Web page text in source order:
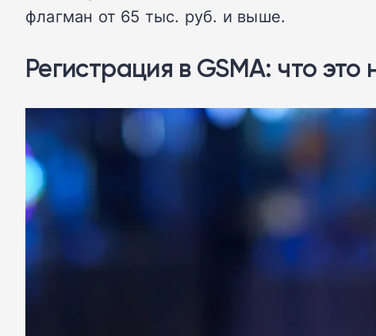
флагман от 65 тыс. руб. и выше.
Регистрация в GSMA: что